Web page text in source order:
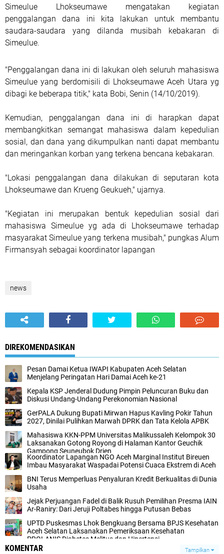
Simeulue Lhokseumawe mengatakan kegiatan
penggalangan dana ini kita lakukan untuk membantu
saudara-saudara yang dilanda musibah kebakaran di
Simeulue.
"Penggalangan dana ini di lakukan oleh seluruh mahasiswa
Simeulue yang berdomisili di Lhokseumawe Aceh Utara yg
dibagi ke beberapa titik," kata Bobi, Senin (14/10/2019).
Kemudian, penggalangan dana ini di harapkan dapat
membangkitkan semangat mahasiswa dalam kepedulian
sosial, dan dana yang dikumpulkan nanti dapat membantu
dan meringankan korban yang terkena bencana kebakaran.
"Lokasi penggalangan dana dilakukan di seputaran kota
Lhokseumawe dan Krueng Geukueh," ujarnya.
"Kegiatan ini merupakan bentuk kepedulian sosial dari
mahasiswa Simeulue yg ada di Lhokseumawe terhadap
masyarakat Simeulue yang terkena musibah," pungkas Alum
Firmansyah sebagai koordinator lapangan
news
DIREKOMENDASIKAN
‎Pesan Damai Ketua IWAPI Kabupaten Aceh Selatan
Menjelang Peringatan Hari Damai Aceh ke-21
Kepala KSP Jenderal Dudung Pimpin Peluncuran Buku dan
Diskusi Undang-Undang Perekonomian Nasional
GerPALA Dukung Bupati Mirwan Hapus Kavling Pokir Tahun
2027, Dinilai Pulihkan Marwah DPRK dan Tata Kelola APBK
Mahasiswa KKN-PPM Universitas Malikussaleh Kelompok 30
Laksanakan Gotong Royong di Halaman Kantor Geuchik
Gampong Seuneubok Drien
Koordinator Lapangan NGO Aceh Marginal Institut Bireuen
Imbau Masyarakat Waspadai Potensi Cuaca Ekstrem di Aceh
BNI Terus Memperluas Penyaluran Kredit Berkualitas di Dunia
Usaha
Jejak Perjuangan Fadel di Balik Rusuh Pemilihan Presma IAIN
Ar-Raniry: Dari Jeruji Poltabes hingga Putusan Bebas
UPTD Puskesmas Lhok Bengkuang Bersama BPJS Kesehatan
Aceh Selatan Laksanakan Pemeriksaan Kesehatan
PROLANIS Diabetes Melitus dan Hipertensi
KOMENTAR Tampilkan